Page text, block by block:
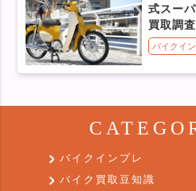
式スー
買取調査
バイクイ
バイクインプレ
バイク買取豆知識